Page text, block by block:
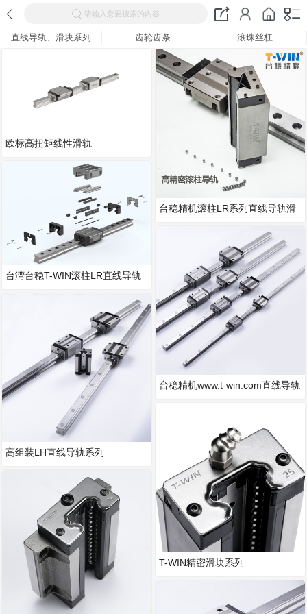
请输入您要搜索的内容
直线导轨、滑块系列 齿轮齿条 滚珠丝杠
欧标高扭矩线性滑轨
台湾台稳T-WIN滚柱LR直线导轨
高组装LH直线导轨系列
台稳精机滚柱LR系列直线导轨滑
台稳精机www.t-win.com直线导轨
T-WIN精密滑块系列